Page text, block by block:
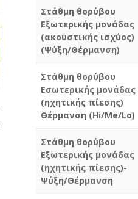
Στάθμη θορύβου
Εξωτερικής μονάδας
(ακουστικής ισχύος)
(Ψύξη/Θέρμανση)
Στάθμη θορύβου
Εσωτερικής μονάδας
(ηχητικής πίεσης)
Θέρμανση (Hi/Me/Lo)
Στάθμη θορύβου
Εξωτερικής μονάδας
(ηχητικής πίεσης)-
Ψύξη/Θέρμανση